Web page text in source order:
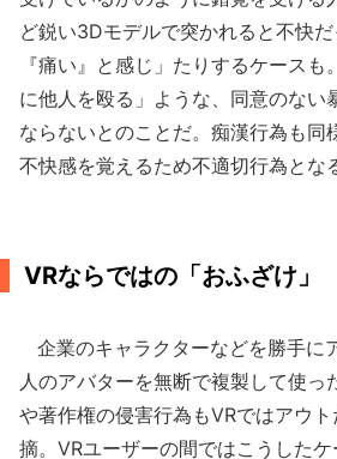
ど鋭い3Dモデルで突かれると不快
『痛い』と感じ」たりするケース
に他人を殴る」ような、同意のない
ならないとのことだ。痴漢行為も同
不快感を覚えるため不適切行為とな
VRならではの「おふざけ」
企業のキャラクターなどを勝手に
人のアバターを無断で複製して使っ
や著作権の侵害行為もVRではアウ
摘。VRユーザーの間ではこうしたケ